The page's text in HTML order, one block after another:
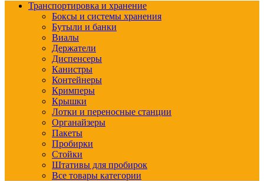
Транспортировка и хранение
Боксы и системы хранения
Бутыли и банки
Виалы
Держатели
Диспенсеры
Канистры
Контейнеры
Кримперы
Крышки
Лотки и переносные станции
Органайзеры
Пакеты
Пробирки
Стойки
Штативы для пробирок
Все товары категории